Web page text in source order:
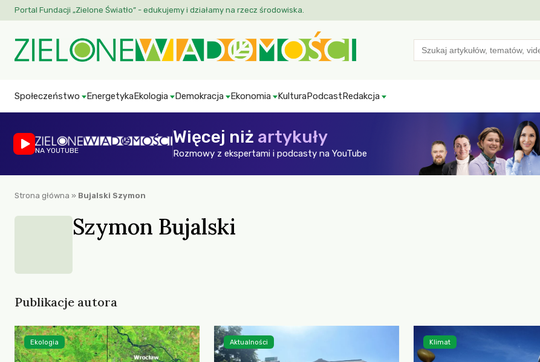
Portal Fundacji „Zielone Światło” - edukujemy i działamy na rzecz środowiska.
Search
for:
Społeczeństwo EnergetykaEkologia Demokracja Ekonomia KulturaPodcastRedakcja
NA YOUTUBE
Więcej niż artykuły
Rozmowy z ekspertami i podcasty na YouTube
Strona główna » Bujalski Szymon
Szymon Bujalski
Publikacje autora
Ekologia Aktualności Klimat